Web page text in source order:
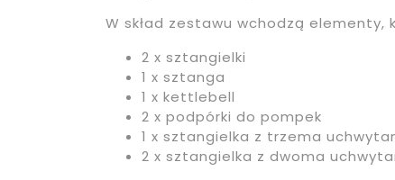
W skład zestawu wchodzą
2 x sztangielki
1 x sztanga
1 x kettlebell
2 x podpórki do pompek
1 x sztangielka z trzema
2 x sztangielka z dwoma